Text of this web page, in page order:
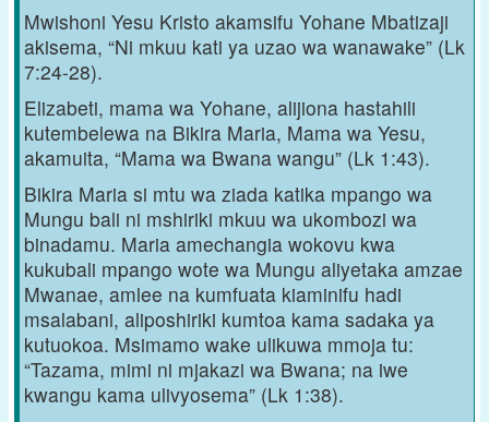
Mwishoni Yesu Kristo akamsifu Yohane Mbatizaji
akisema, “Ni mkuu kati ya uzao wa wanawake” (Lk
7:24-28).
Elizabeti, mama wa Yohane, alijiona hastahili
kutembelewa na Bikira Maria, Mama wa Yesu,
akamuita, “Mama wa Bwana wangu” (Lk 1:43).
Bikira Maria si mtu wa ziada katika mpango wa
Mungu bali ni mshiriki mkuu wa ukombozi wa
binadamu. Maria amechangia wokovu kwa
kukubali mpango wote wa Mungu aliyetaka amzae
Mwanae, amlee na kumfuata kiaminifu hadi
msalabani, aliposhiriki kumtoa kama sadaka ya
kutuokoa. Msimamo wake ulikuwa mmoja tu:
“Tazama, mimi ni mjakazi wa Bwana; na iwe
kwangu kama ulivyosema” (Lk 1:38).